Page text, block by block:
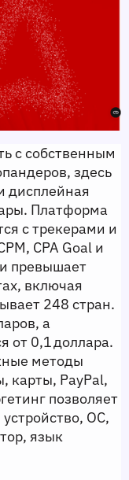
с собственным
здесь
дисплейная
Платформа
с трекерами и
CPA Goal и
превышает
включая
248 стран.
а
от 0,1 доллара.
методы
карты, PayPal,
позволяет
ОС,
язык